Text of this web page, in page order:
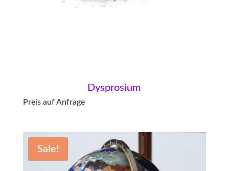
Dysprosium
Preis auf Anfrage
Sale!